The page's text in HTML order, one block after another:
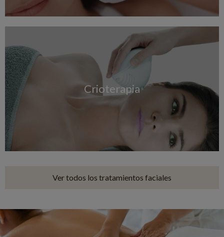
Crioterapia
Ver todos los tratamientos faciales